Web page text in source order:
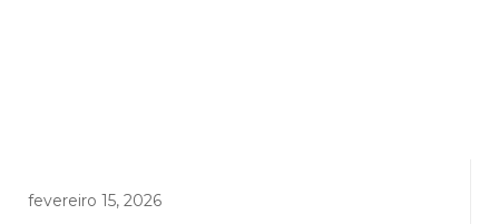
fevereiro 15, 2026